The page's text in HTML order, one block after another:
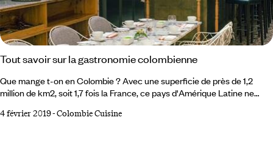
Tout savoir sur la gastronomie colombienne
Que mange t-on en Colombie ? Avec une superficie de près de 1,2
million de km2, soit 1,7 fois la France, ce pays d'Amérique Latine ne
voyageurs étrangers. De petits cafés en grands restaurants, on y
4 février 2019-Colombie Cuisine